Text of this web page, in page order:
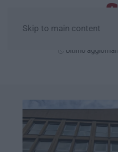
Skip to main content
Ultimo